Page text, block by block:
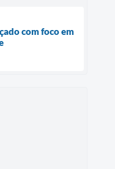
com foco em